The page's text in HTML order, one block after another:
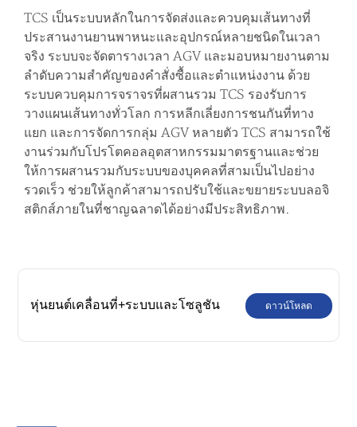
TCS เป็นระบบหลักในการจัดส่งและควบคุมเส้นทางที่
ประสานงานยานพาหนะและอุปกรณ์หลายชนิดในเวลา
จริง ระบบจะจัดตารางเวลา AGV และมอบหมายงานตาม
ลำดับความสำคัญของคำสั่งซื้อและตำแหน่งงาน ด้วย
ระบบควบคุมการจราจรที่ผสานรวม TCS รองรับการ
วางแผนเส้นทางทั่วโลก การหลีกเลี่ยงการชนกันที่ทาง
แยก และการจัดการกลุ่ม AGV หลายตัว TCS สามารถใช้
งานร่วมกับโปรโตคอลอุตสาหกรรมมาตรฐานและช่วย
ให้การผสานรวมกับระบบของบุคคลที่สามเป็นไปอย่าง
รวดเร็ว ช่วยให้ลูกค้าสามารถปรับใช้และขยายระบบลอจิ
สติกส์ภายในที่ชาญฉลาดได้อย่างมีประสิทธิภาพ.
หุ่นยนต์เคลื่อนที่+ระบบและโซลูชัน ดาวน์โหลด